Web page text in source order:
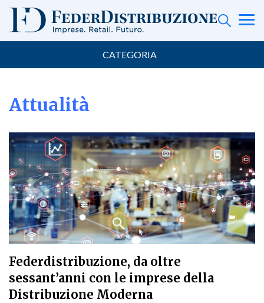
CATEGORIA
Attualità
Federdistribuzione, da oltre
sessant’anni con le imprese della
Distribuzione Moderna